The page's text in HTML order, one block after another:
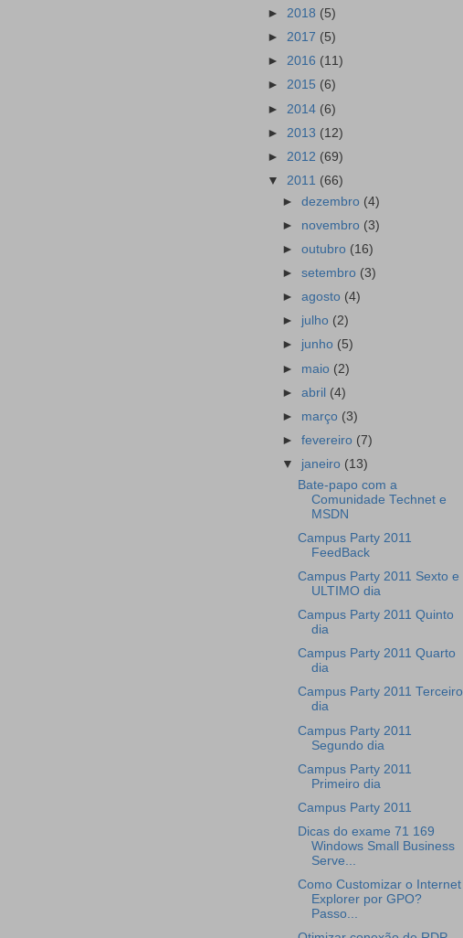
► 2018 (5)
► 2017 (5)
► 2016 (11)
► 2015 (6)
► 2014 (6)
► 2013 (12)
► 2012 (69)
▼ 2011 (66)
►dezembro (4)
► novembro (3)
►outubro (16)
►setembro (3)
►agosto (4)
► julho (2)
► junho (5)
► maio (2)
►abril (4)
► março (3)
►fevereiro (7)
▼ janeiro (13)
Bate-papo com a
Comunidade Technet e
MSDN
Campus Party 2011
FeedBack
Campus Party 2011 Sexto e
ULTIMO dia
Campus Party 2011 Quinto
dia
Campus Party 2011 Quarto
dia
Campus Party 2011 Terceiro
dia
Campus Party 2011
Segundo dia
Campus Party 2011
Primeiro dia
Campus Party 2011
Dicas do exame 71 169
Windows Small Business
Serve...
Como Customizar o Internet
Explorer por GPO?
Passo...